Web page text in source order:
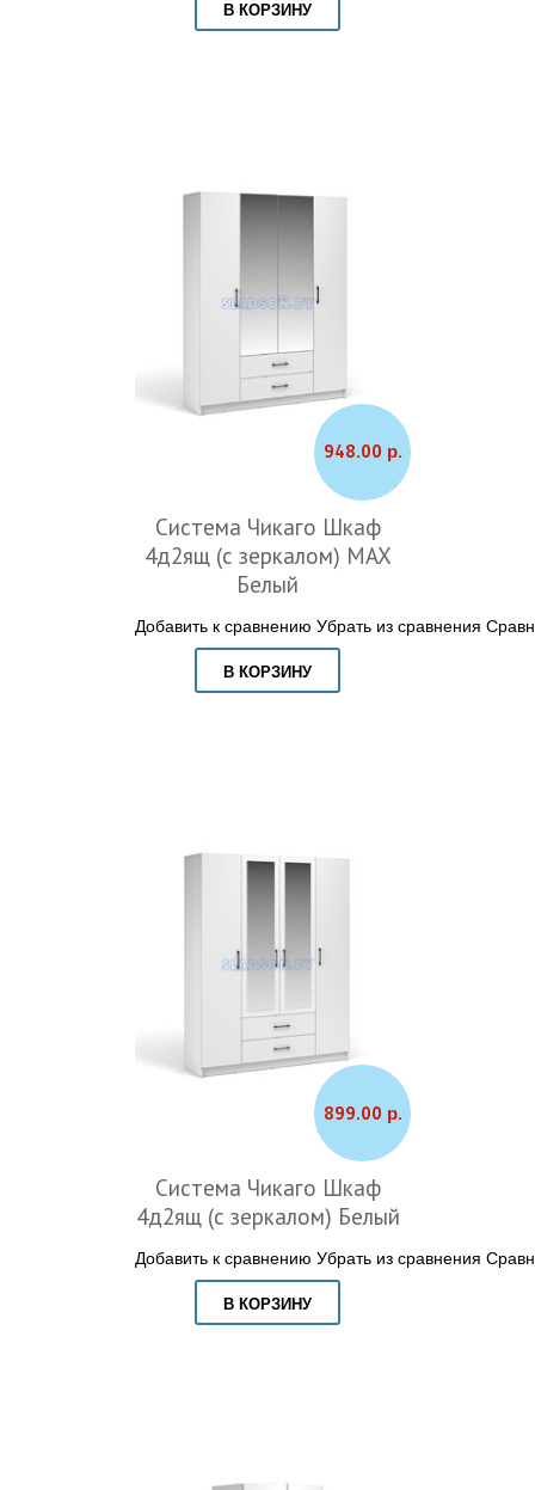
В КОРЗИНУ
948.00 р.
Система Чикаго Шкаф
4д2ящ (с зеркалом) MAX
Белый
Добавить к сравнению Убрать из сравнения
В КОРЗИНУ
899.00 р.
Система Чикаго Шкаф
4д2ящ (с зеркалом) Белый
Добавить к сравнению Убрать из сравнения
В КОРЗИНУ